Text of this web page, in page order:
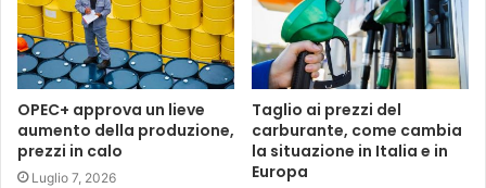
OPEC+ approva un lieve
aumento della produzione,
prezzi in calo
Luglio 7, 2026
Taglio ai prezzi del
carburante, come cambia
la situazione in Italia e in
Europa